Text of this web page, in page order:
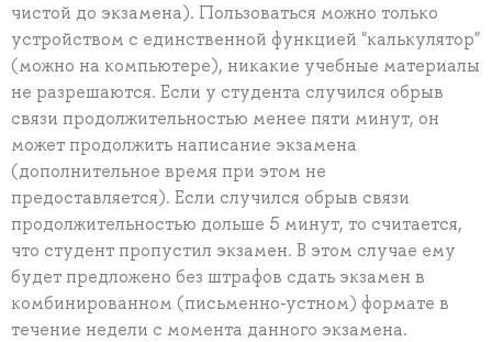
чистой до экзамена). Пользоваться можно только
устройством с единственной функцией "калькулятор"
(можно на компьютере), никакие учебные материалы
не разрешаются. Если у студента случился обрыв
связи продолжительностью менее пяти минут, он
может продолжить написание экзамена
(дополнительное время при этом не
предоставляется). Если случился обрыв связи
продолжительностью дольше 5 минут, то считается,
что студент пропустил экзамен. В этом случае ему
будет предложено без штрафов сдать экзамен в
комбинированном (письменно-устном) формате в
течение недели с момента данного экзамена.